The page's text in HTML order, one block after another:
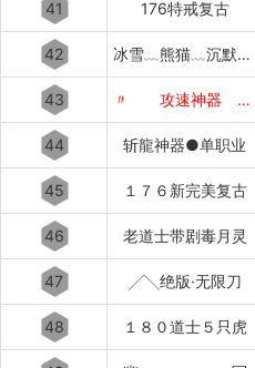
41 176特戒复古
42 冰雪﹏熊猫﹏沉默﹏攻速
43 〃 攻速神器 〃
44 斩龍神器●单职业
45 １７６新完美复古
46 老道士带剧毒月灵
47 ╱╲绝版·无限刀
48 １８０道士５只虎